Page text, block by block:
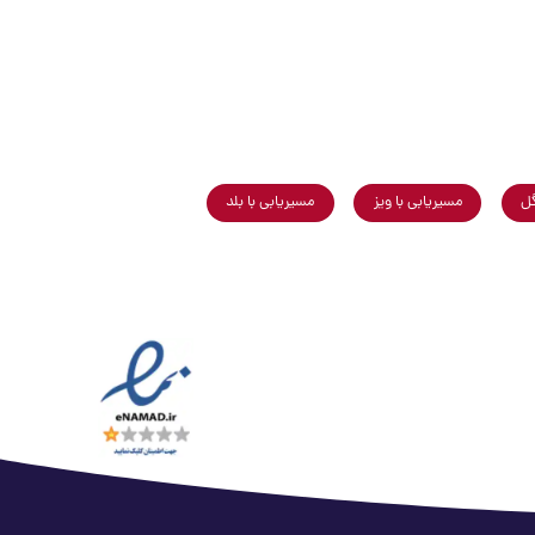
مسیریابی با ویز مسیریابی با بلد